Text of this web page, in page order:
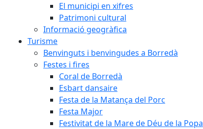
El municipi en xifres
Patrimoni cultural
Informació geogràfica
Turisme
Benvinguts i benvingudes a Borredà
Festes i fires
Coral de Borredà
Esbart dansaire
Festa de la Matança del Porc
Festa Major
Festivitat de la Mare de Déu de la Popa